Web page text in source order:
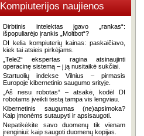
Kompiuterijos naujienos
Dirbtinis intelektas įgavo „rankas“:
išpopuliarėjo įrankis „Moltbot“?
DI kelia kompiuterių kainas: paskaičiavo,
kiek tai atsieis pirkėjams.
„Tele2“ ekspertas ragina atsinaujinti
operacinę sistemą – į ją nusitaikė sukčiai.
Startuolių indekse Vilnius – pirmasis
Europoje kibernetinio saugumo srityje.
„Aš nesu robotas“ – atsakė, kodėl DI
robotams įveikti testą tampa vis lengviau.
Kibernetinis saugumas (ne)apsimoka?
Kaip įmonėms sutaupyti ir apsisaugoti.
Nepatikėkite savo duomenų tik vienam
įrenginiui: kaip saugoti duomenų kopijas.